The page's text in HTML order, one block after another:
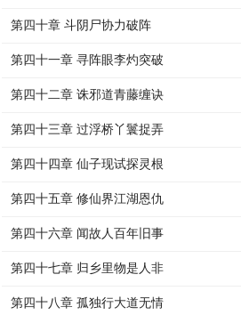
第四十章 斗阴尸协力破阵
第四十一章 寻阵眼李灼突破
第四十二章 诛邪道青藤缠诀
第四十三章 过浮桥丫鬟捉弄
第四十四章 仙子现试探灵根
第四十五章 修仙界江湖恩仇
第四十六章 闻故人百年旧事
第四十七章 归乡里物是人非
第四十八章 孤独行大道无情